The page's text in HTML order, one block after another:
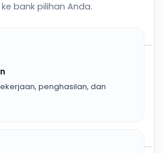
bank pilihan Anda.
penghasilan, dan